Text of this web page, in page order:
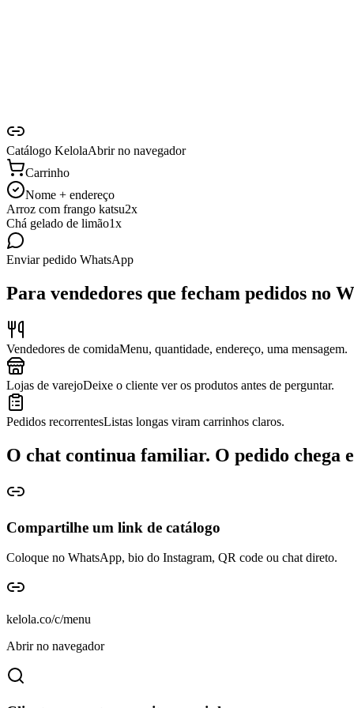
Catálogo KelolaAbrir no navegador
Carrinho
Nome + endereço
Arroz com frango katsu2x
Chá gelado de limão1x
Enviar pedido WhatsApp
Para vendedores que fecham pedidos no
Vendedores de comidaMenu, quantidade, endereço, uma mensagem.
Lojas de varejoDeixe o cliente ver os produtos antes de perguntar.
Pedidos recorrentesListas longas viram carrinhos claros.
O chat continua familiar. O pedido chega
Compartilhe um link de catálogo
Coloque no WhatsApp, bio do Instagram, QR code ou chat direto.
kelola.co/c/menu
Abrir no navegador